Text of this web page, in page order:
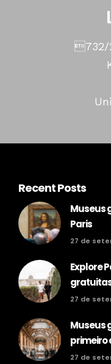
732/
Recent Posts
Museus
Paris
27 de
Explore
27 de
Museus
primeiro
27 de